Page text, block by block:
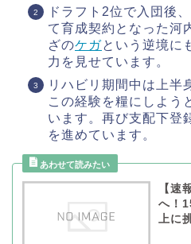
ドラフト2位で入団後
て育成契約となった河
ざのケガという逆境に
力を見せています。
リハビリ期間中は上半
この経験を糧にしよう
います。再び支配下登
を進めています。
【速
へ！
上に